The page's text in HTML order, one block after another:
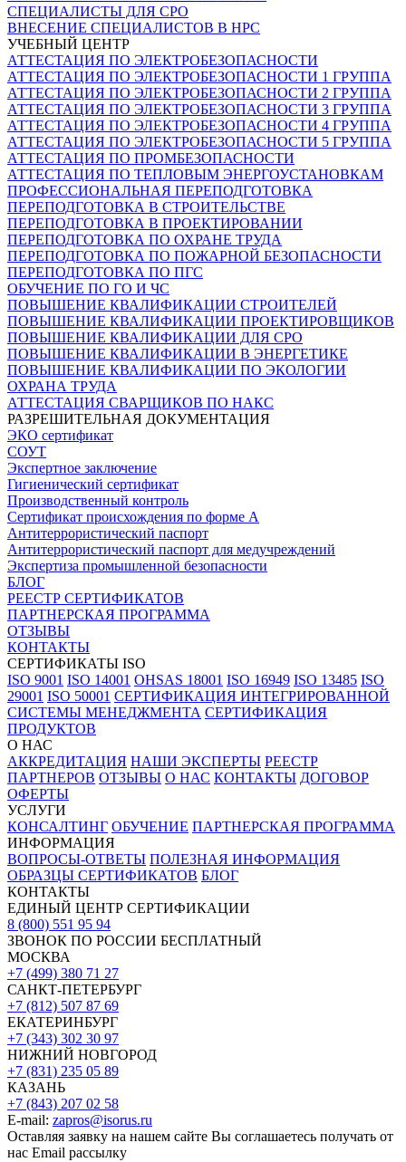
СПЕЦИАЛИСТЫ ДЛЯ СРО
ВНЕСЕНИЕ СПЕЦИАЛИСТОВ В НРС
УЧЕБНЫЙ ЦЕНТР
АТТЕСТАЦИЯ ПО ЭЛЕКТРОБЕЗОПАСНОСТИ
АТТЕСТАЦИЯ ПО ЭЛЕКТРОБЕЗОПАСНОСТИ 1 ГРУППА
АТТЕСТАЦИЯ ПО ЭЛЕКТРОБЕЗОПАСНОСТИ 2 ГРУППА
АТТЕСТАЦИЯ ПО ЭЛЕКТРОБЕЗОПАСНОСТИ 3 ГРУППА
АТТЕСТАЦИЯ ПО ЭЛЕКТРОБЕЗОПАСНОСТИ 4 ГРУППА
АТТЕСТАЦИЯ ПО ЭЛЕКТРОБЕЗОПАСНОСТИ 5 ГРУППА
АТТЕСТАЦИЯ ПО ПРОМБЕЗОПАСНОСТИ
АТТЕСТАЦИЯ ПО ТЕПЛОВЫМ ЭНЕРГОУСТАНОВКАМ
ПРОФЕССИОНАЛЬНАЯ ПЕРЕПОДГОТОВКА
ПЕРЕПОДГОТОВКА В СТРОИТЕЛЬСТВЕ
ПЕРЕПОДГОТОВКА В ПРОЕКТИРОВАНИИ
ПЕРЕПОДГОТОВКА ПО ОХРАНЕ ТРУДА
ПЕРЕПОДГОТОВКА ПО ПОЖАРНОЙ БЕЗОПАСНОСТИ
ПЕРЕПОДГОТОВКА ПО ПГС
ОБУЧЕНИЕ ПО ГО И ЧС
ПОВЫШЕНИЕ КВАЛИФИКАЦИИ СТРОИТЕЛЕЙ
ПОВЫШЕНИЕ КВАЛИФИКАЦИИ ПРОЕКТИРОВЩИКОВ
ПОВЫШЕНИЕ КВАЛИФИКАЦИИ ДЛЯ СРО
ПОВЫШЕНИЕ КВАЛИФИКАЦИИ В ЭНЕРГЕТИКЕ
ПОВЫШЕНИЕ КВАЛИФИКАЦИИ ПО ЭКОЛОГИИ
ОХРАНА ТРУДА
АТТЕСТАЦИЯ СВАРЩИКОВ ПО НАКС
РАЗРЕШИТЕЛЬНАЯ ДОКУМЕНТАЦИЯ
ЭКО сертификат
СОУТ
Экспертное заключение
Гигиенический сертификат
Производственный контроль
Сертификат происхождения по форме А
Антитеррористический паспорт
Антитеррористический паспорт для медучреждений
Экспертиза промышленной безопасности
БЛОГ
РЕЕСТР СЕРТИФИКАТОВ
ПАРТНЕРСКАЯ ПРОГРАММА
ОТЗЫВЫ
КОНТАКТЫ
СЕРТИФИКАТЫ ISO
ISO 9001 ISO 14001 OHSAS 18001 ISO 16949 ISO 13485 ISO
29001 ISO 50001 СЕРТИФИКАЦИЯ ИНТЕГРИРОВАННОЙ
СИСТЕМЫ МЕНЕДЖМЕНТА СЕРТИФИКАЦИЯ
ПРОДУКТОВ
О НАС
АККРЕДИТАЦИЯ НАШИ ЭКСПЕРТЫ РЕЕСТР
ПАРТНЕРОВ ОТЗЫВЫ О НАС КОНТАКТЫ ДОГОВОР
ОФЕРТЫ
УСЛУГИ
КОНСАЛТИНГ ОБУЧЕНИЕ ПАРТНЕРСКАЯ ПРОГРАММА
ИНФОРМАЦИЯ
ВОПРОСЫ-ОТВЕТЫ ПОЛЕЗНАЯ ИНФОРМАЦИЯ
ОБРАЗЦЫ СЕРТИФИКАТОВ БЛОГ
КОНТАКТЫ
ЕДИНЫЙ ЦЕНТР СЕРТИФИКАЦИИ
8 (800) 551 95 94
ЗВОНОК ПО РОССИИ БЕСПЛАТНЫЙ
МОСКВА
+7 (499) 380 71 27
САНКТ-ПЕТЕРБУРГ
+7 (812) 507 87 69
ЕКАТЕРИНБУРГ
+7 (343) 302 30 97
НИЖНИЙ НОВГОРОД
+7 (831) 235 05 89
КАЗАНЬ
+7 (843) 207 02 58
E-mail: zapros@isorus.ru
Оставляя заявку на нашем сайте Вы соглашаетесь получать от
нас Email рассылку